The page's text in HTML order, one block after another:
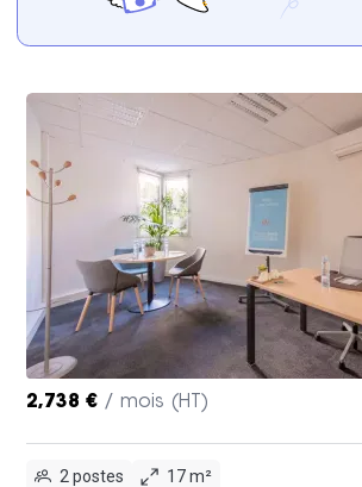
2,738 € / mois (HT)
2 postes
17 m²